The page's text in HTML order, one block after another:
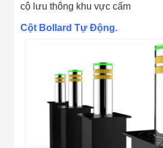
cộ lưu thông khu vực cấm
Cột Bollard Tự Động.